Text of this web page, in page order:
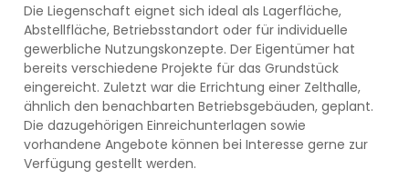
Die Liegenschaft eignet sich ideal als Lagerfläche,
Abstellfläche, Betriebsstandort oder für individuelle
gewerbliche Nutzungskonzepte. Der Eigentümer hat
bereits verschiedene Projekte für das Grundstück
eingereicht. Zuletzt war die Errichtung einer Zelthalle,
ähnlich den benachbarten Betriebsgebäuden, geplant.
Die dazugehörigen Einreichunterlagen sowie
vorhandene Angebote können bei Interesse gerne zur
Verfügung gestellt werden.